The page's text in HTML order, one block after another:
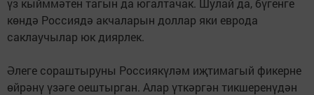
үз кыйммәтен тагын да югалтачак. Шулай да, бүгенге
көндә Россиядә акчаларын доллар яки еврода
саклаучылар юк диярлек.
Әлеге сораштыруны Россиякүләм иҗтимагый фикерне
өйрәнү үзәге оештырган. Алар үткәргән тикшеренүдән